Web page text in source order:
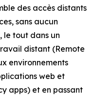
des accès distants
sans aucun
le tout dans un
distant (Remote
environnements
web et
apps) et en passant